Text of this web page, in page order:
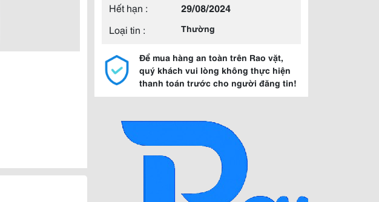
Hết hạn :
29/08/2024
Loại tin :
Thường
Để mua hàng an toàn trên Rao vặt,
quý khách vui lòng không thực hiện
thanh toán trước cho người đăng tin!